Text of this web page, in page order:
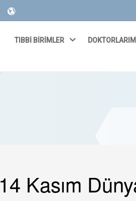
TIBBİ BİRİMLER
14 Kasım